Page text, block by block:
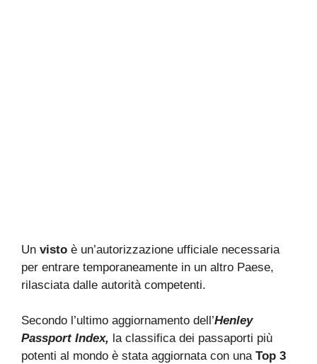
Un visto è un’autorizzazione ufficiale necessaria
per entrare temporaneamente in un altro Paese,
rilasciata dalle autorità competenti.
Secondo l’ultimo aggiornamento dell’Henley
Passport Index, la classifica dei passaporti più
potenti al mondo è stata aggiornata con una Top 3